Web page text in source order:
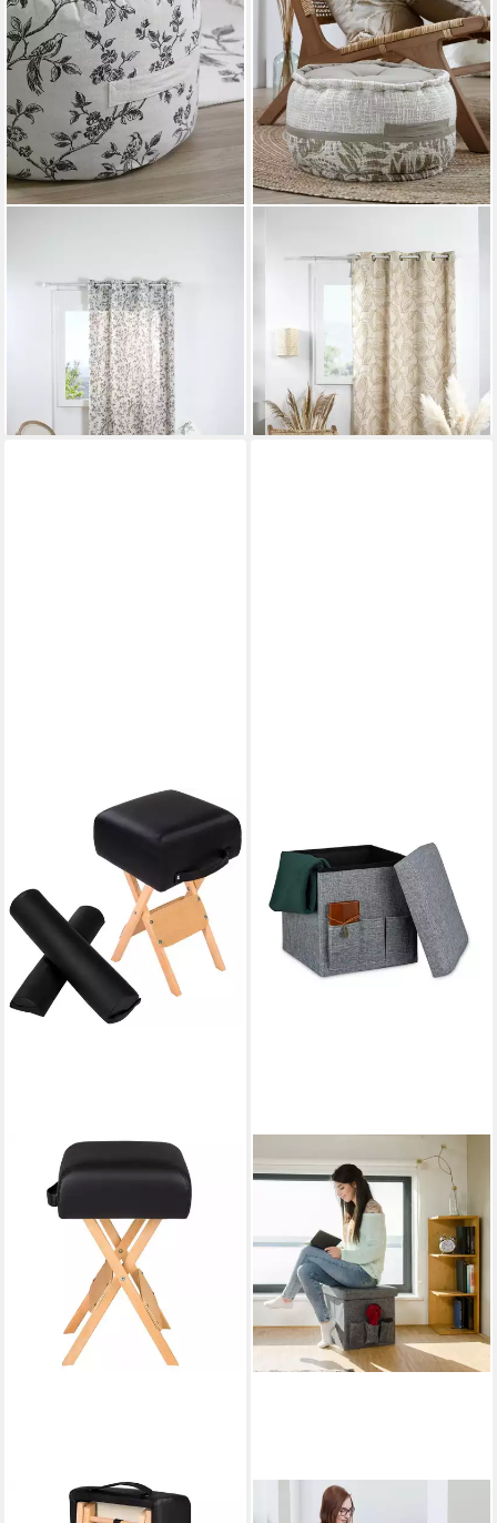
Baumwoll CLARINE, Ø 40 cm
(1 Stk., Sitzhocker), funktional
UVP47,99 €
lieferbar - in 3-4 Werktagen bei dir
Polsterhocker Pouf aus
Baumwolle HEMERA, Ø 40
cm (1 Stk., Sitzhocker),
funktional
36,99 €
UVP 47,99 €
-23%
lieferbar - in 3-4 Werktagen bei dir
TECTAKE RELAXDAYS